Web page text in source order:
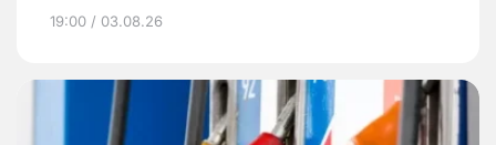
19:00 / 03.08.26